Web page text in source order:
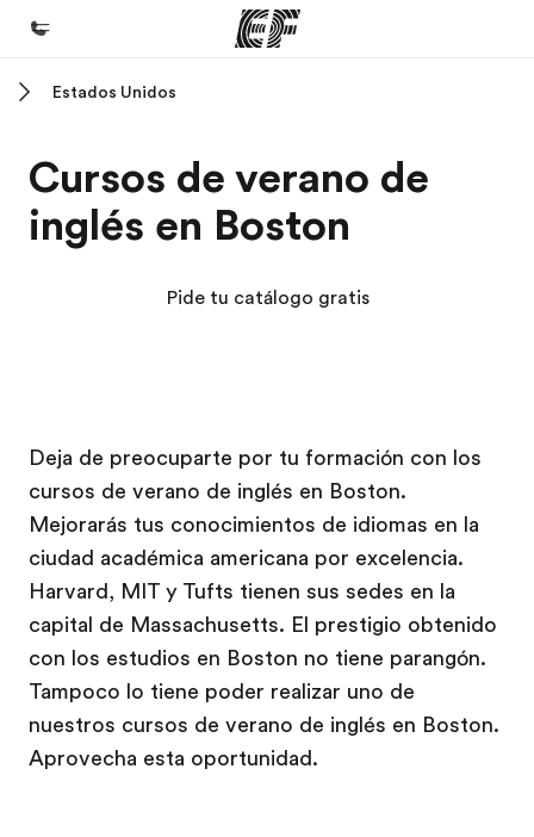
Programas
Ver todo lo que hacemos
Trabajos
Únete al equipo
Estados Unidos
Cursos de verano de
inglés en Boston
Pide tu catálogo gratis
Deja de preocuparte por tu formación con los
cursos de verano de inglés en Boston.
Mejorarás tus conocimientos de idiomas en la
ciudad académica americana por excelencia.
Harvard, MIT y Tufts tienen sus sedes en la
capital de Massachusetts. El prestigio obtenido
con los estudios en Boston no tiene parangón.
Tampoco lo tiene poder realizar uno de
nuestros cursos de verano de inglés en Boston.
Aprovecha esta oportunidad.